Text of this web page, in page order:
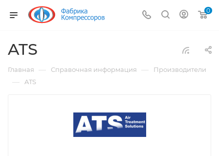
0
ATS
Главная — Справочная информация — Производители
— ATS